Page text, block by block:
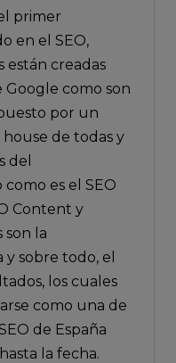
primer
en el SEO,
están creadas
Google como son
por un
de todas y
del
es el SEO
Content y
son la
sobre todo, el
los cuales
como una de
de España
la fecha.